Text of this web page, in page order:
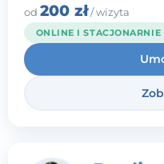
z
od 200 zł/ wizyta
ONLINE I STACJONARNIE